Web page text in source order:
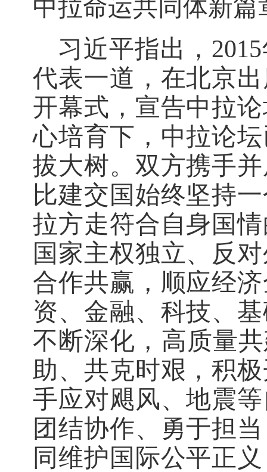
中拉命运共同体新
习近平指出，
代表一道，在北京
开幕式，宣告中拉
心培育下，中拉论
拔大树。双方携手
比建交国始终坚持
拉方走符合自身国
国家主权独立、反
合作共赢，顺应经
资、金融、科技、
不断深化，高质量
助、共克时艰，积
手应对飓风、地震
团结协作、勇于担
同维护国际公平正